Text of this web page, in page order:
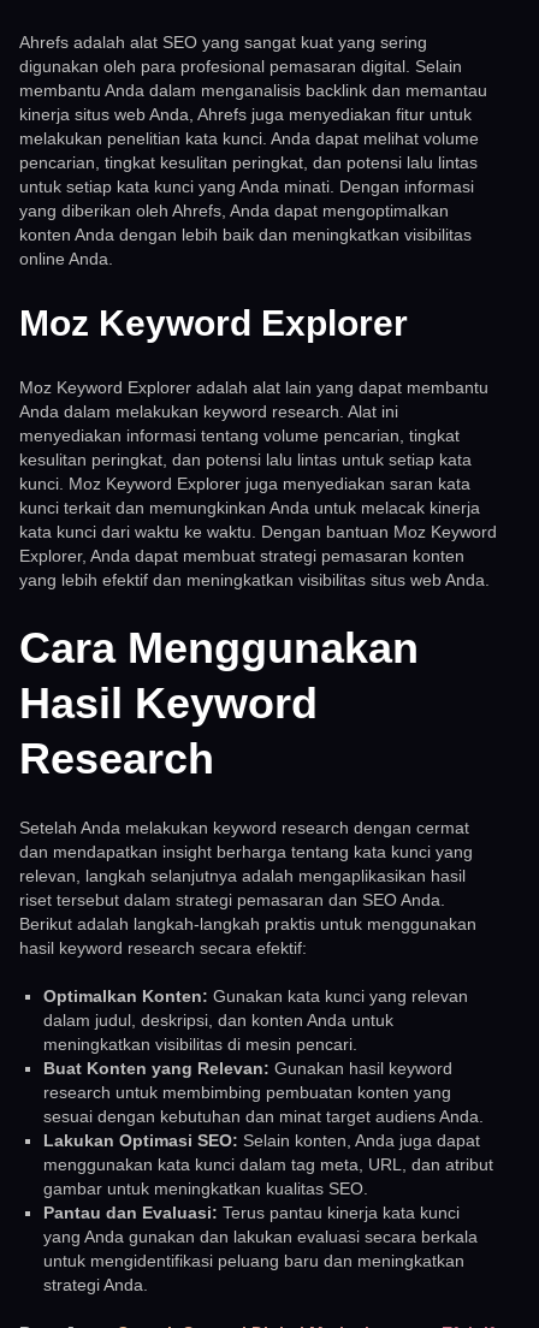
Ahrefs adalah alat SEO yang sangat kuat yang sering
digunakan oleh para profesional pemasaran digital. Selain
membantu Anda dalam menganalisis backlink dan memantau
kinerja situs web Anda, Ahrefs juga menyediakan fitur untuk
melakukan penelitian kata kunci. Anda dapat melihat volume
pencarian, tingkat kesulitan peringkat, dan potensi lalu lintas
untuk setiap kata kunci yang Anda minati. Dengan informasi
yang diberikan oleh Ahrefs, Anda dapat mengoptimalkan
konten Anda dengan lebih baik dan meningkatkan visibilitas
online Anda.
Moz Keyword Explorer
Moz Keyword Explorer adalah alat lain yang dapat membantu
Anda dalam melakukan keyword research. Alat ini
menyediakan informasi tentang volume pencarian, tingkat
kesulitan peringkat, dan potensi lalu lintas untuk setiap kata
kunci. Moz Keyword Explorer juga menyediakan saran kata
kunci terkait dan memungkinkan Anda untuk melacak kinerja
kata kunci dari waktu ke waktu. Dengan bantuan Moz Keyword
Explorer, Anda dapat membuat strategi pemasaran konten
yang lebih efektif dan meningkatkan visibilitas situs web Anda.
Cara Menggunakan
Hasil Keyword
Research
Setelah Anda melakukan keyword research dengan cermat
dan mendapatkan insight berharga tentang kata kunci yang
relevan, langkah selanjutnya adalah mengaplikasikan hasil
riset tersebut dalam strategi pemasaran dan SEO Anda.
Berikut adalah langkah-langkah praktis untuk menggunakan
hasil keyword research secara efektif:
Optimalkan Konten: Gunakan kata kunci yang relevan
dalam judul, deskripsi, dan konten Anda untuk
meningkatkan visibilitas di mesin pencari.
Buat Konten yang Relevan: Gunakan hasil keyword
research untuk membimbing pembuatan konten yang
sesuai dengan kebutuhan dan minat target audiens Anda.
Lakukan Optimasi SEO: Selain konten, Anda juga dapat
menggunakan kata kunci dalam tag meta, URL, dan atribut
gambar untuk meningkatkan kualitas SEO.
Pantau dan Evaluasi: Terus pantau kinerja kata kunci
yang Anda gunakan dan lakukan evaluasi secara berkala
untuk mengidentifikasi peluang baru dan meningkatkan
strategi Anda.